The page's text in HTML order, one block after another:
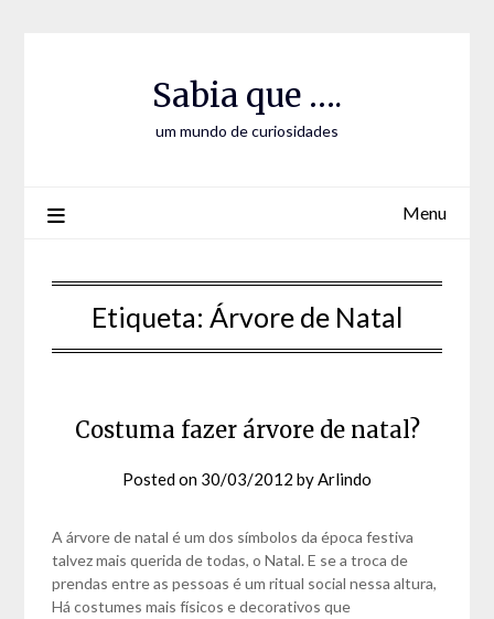
Sabia que ….
um mundo de curiosidades
Menu
Etiqueta: Árvore de Natal
Costuma fazer árvore de natal?
Posted on 30/03/2012 byArlindo
A árvore de natal é um dos símbolos da época festiva
talvez mais querida de todas, o Natal. E se a troca de
prendas entre as pessoas é um ritual social nessa altura,
Há costumes mais físicos e decorativos que